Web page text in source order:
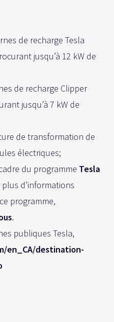
de recharge Tesla
jusqu’à 12 kW de
de recharge Clipper
jusqu’à 7 kW de
de transformation de
électriques;
du programme Tesla
plus d’informations
programme,
.
publiques Tesla,
en_CA/destination-